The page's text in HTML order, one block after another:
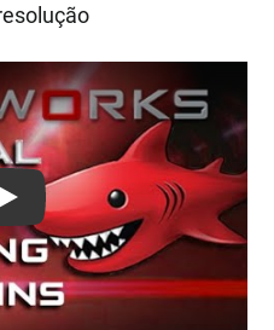
Play: Keynote (Google I/O '18)